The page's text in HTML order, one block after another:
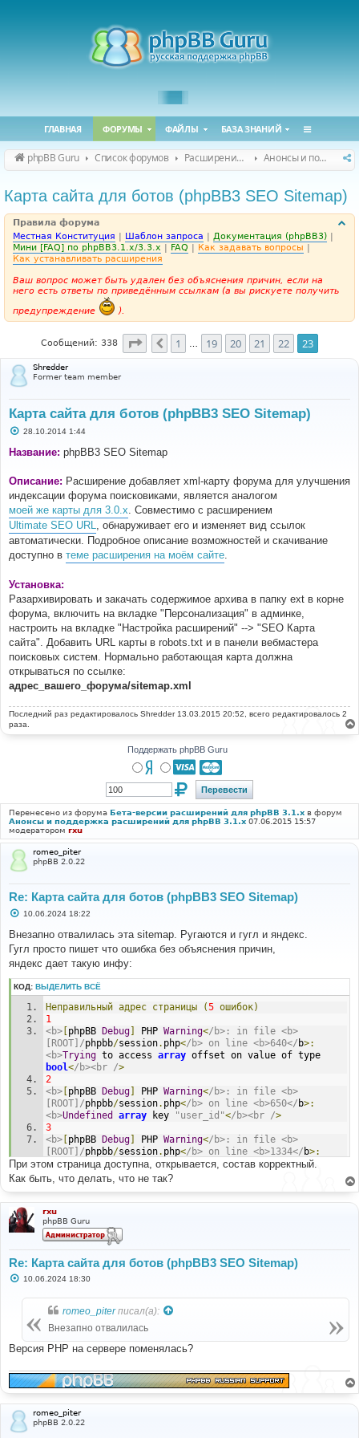
ГЛАВНАЯ ФОРУМЫ ФАЙЛЫ БАЗА ЗНАНИЙ
phpBB Guru Список форумов Расширения phpBB Анонсы и поддержка расширений для phpBB
Карта сайта для ботов (phpBB3 SEO Sitemap)
Правила форума
Местная Конституция | Шаблон запроса | Документация (phpBB3) |
Мини [FAQ] по phpBB3.1.x/3.3.x | FAQ | Как задавать вопросы |
Как устанавливать расширения
Ваш вопрос может быть удален без объяснения причин, если на
него есть ответы по приведённым ссылкам (а вы рискуете получить
предупреждение
).
Сообщений: 338 Страница23 из 23
Пред.
1 19 20 21 22 23
Shredder
Former team member
Карта сайта для ботов (phpBB3 SEO Sitemap)
С
о
б
е
н
и
е
28.10.2014 1:44
Название: phpBB3 SEO Sitemap
Описание: Расширение добавляет xml-карту форума для улучшения
индексации форума поисковиками, является аналогом
моей же карты для 3.0.x. Совместимо с расширением
Ultimate SEO URL, обнаруживает его и изменяет вид ссылок
автоматически. Подробное описание возможностей и скачивание
доступно в теме расширения на моём сайте.
Установка:
Разархивировать и закачать содержимое архива в папку ext в корне
форума, включить на вкладке "Персонализация" в админке,
настроить на вкладке "Настройка расширений" --> "SEO Карта
сайта". Добавить URL карты в robots.txt и в панели вебмастера
поисковых систем. Нормально работающая карта должна
открываться по ссылке:
адрес_вашего_форума/sitemap.xml
Последний раз редактировалось Shredder13.03.2015 20:52, всего редактировалось 2
раза.
Поддержать phpBB Guru
Перенесено из форума Бета-версии расширений для phpBB 3.1.x в форум
Анонсы и поддержка расширений для phpBB 3.1.x 07.06.2015 15:57
модератором rxu
romeo_piter
phpBB 2.0.22
Re: Карта сайта для ботов (phpBB3 SEO Sitemap)
С
о
б
щ
е
н
и
е
10.06.2024 18:22
Внезапно отвалилась эта sitemap. Ругаются и гугл и яндекс.
Гугл просто пишет что ошибка без объяснения причин,
яндекс дает такую инфу:
КОД: ВЫДЕЛИТЬ ВСЁ
Неправильный адрес страницы (5 ошибок)
1
<b> [phpBB Debug] PHP Warning</b>: in file <b>
[ROOT]/phpbb/session. php</b> on line <b>640</ b>:
<b>Trying to access array
bool</b><br />
2
<b> [phpBB Debug] PHP Warning</b>: in file <b>
[ROOT]/phpbb/session. php</b> on line <b>650</ b>:
<b>Undefined array key "user_id"</b><br />
3
<b> [phpBB Debug] PHP Warning</b>: in file <b>
[ROOT]/phpbb/session. php</b> on line <b>1334</ b>:
<b>Undefined array key "user_type"</b><br />
4
<b>
phpBB Debug
<b>
5
<b>[phpBB Debug
[ROOT]/phpbb/auth/auth.php</b> on line <b>424</b>:
<b>Undefined array key "user_type"</b><br />
Неправильный
текста
При этом страница доступна, открывается, состав корректный.
Как быть, что делать, что не так?
rxu
phpBB Guru
Re: Карта сайта для ботов (phpBB3 SEO Sitemap)
С
е
10.06.2024 18:30
romeo_piterписал(а):
Внезапно отвалилась
Версия PHP на сервере поменялась?
romeo_piter
phpBB 2.0.22